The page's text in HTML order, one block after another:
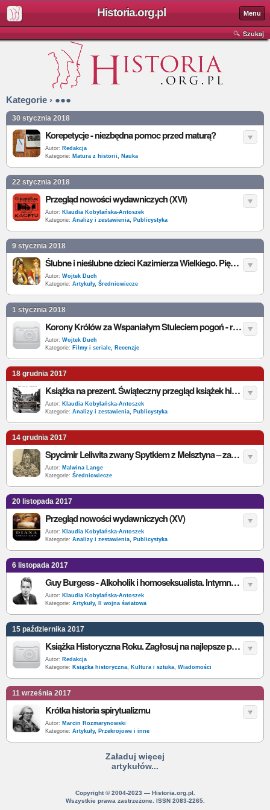
Historia.org.pl Menu
Szukaj
Kategorie › ●●●
30 stycznia 2018
Korepetycje - niezbędna pomoc przed maturą?
Autor: Redakcja
Kategorie: Matura z historii, Nauka
22 stycznia 2018
Przegląd nowości wydawniczych (XVI)
Autor: Klaudia Kobylańska-Antoszek
Kategorie: Analizy i zestawienia, Publicystyka
9 stycznia 2018
Ślubne i nieślubne dzieci Kazimierza Wielkiego. Pięć córek małżeńskich i trzech synów z nieprawego łoża
Autor: Wojtek Duch
Kategorie: Artykuły, Średniowiecze
1 stycznia 2018
Korony Królów za Wspaniałym Stuleciem pogoń - recenzja pierwszych odcinków serialu
Autor: Wojtek Duch
Kategorie: Filmy i seriale, Recenzje
18 grudnia 2017
Książka na prezent. Świąteczny przegląd książek historycznych
Autor: Klaudia Kobylańska-Antoszek
Kategorie: Analizy i zestawienia, Publicystyka
14 grudnia 2017
Spycimir Leliwita zwany Spytkiem z Melsztyna – zaufany doradca Władysława Łokietka i Kazimierza Wielkiego
Autor: Malwina Lange
Kategorie: Średniowiecze
20 listopada 2017
Przegląd nowości wydawniczych (XV)
Autor: Klaudia Kobylańska-Antoszek
Kategorie: Analizy i zestawienia, Publicystyka
6 listopada 2017
Guy Burgess - Alkoholik i homoseksualista. Intymne życie Anglika, który zdradził swój kraj
Autor: Klaudia Kobylańska-Antoszek
Kategorie: Artykuły, II wojna światowa
15 października 2017
Książka Historyczna Roku. Zagłosuj na najlepsze publikacje
Autor: Redakcja
Kategorie: Książka historyczna, Kultura i sztuka, Wiadomości
11 września 2017
Krótka historia spirytualizmu
Autor: Marcin Rozmarynowski
Kategorie: Artykuły, Przekrojowe i inne
Załaduj więcej
artykułów...
Copyright © 2004-2023 — Historia.org.pl.
Wszystkie prawa zastrzeżone. ISSN 2083-2265.